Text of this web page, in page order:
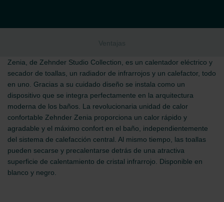
Ventajas
Zenia, de Zehnder Studio Collection, es un calentador eléctrico y
secador de toallas, un radiador de infrarrojos y un calefactor, todo
en uno. Gracias a su cuidado diseño se instala como un
dispositivo que se integra perfectamente en la arquitectura
moderna de los baños. La revolucionaria unidad de calor
confortable Zehnder Zenia proporciona un calor rápido y
agradable y el máximo confort en el baño, independientemente
del sistema de calefacción central. Al mismo tiempo, las toallas
pueden secarse y precalentarse detrás de una atractiva
superficie de calentamiento de cristal infrarrojo. Disponible en
blanco y negro.